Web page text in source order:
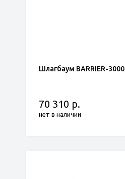
Шлагбаум BARRIER-3000
70 310 р.
нет в наличии